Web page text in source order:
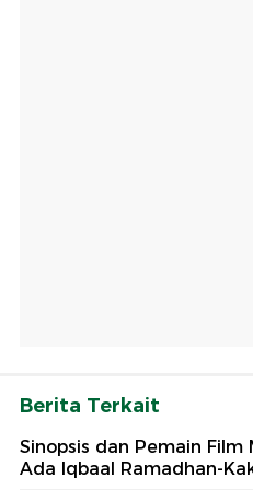
Berita Terkait
Sinopsis dan Pemain
Ada Iqbaal Ramadhan-